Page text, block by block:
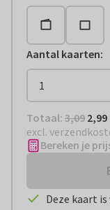
Aantal kaarten:
Totaal: € 2,99
Totaal: 3,09 2,99
excl.
Bereken je
Deze kaart